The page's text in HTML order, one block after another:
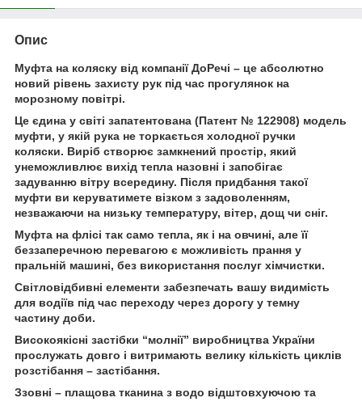
Опис
Муфта на коляску від компанії ДоРечі – це абсолютно
новий рівень захисту рук під час прогулянок на
морозному повітрі.
Це єдина у світі запатентована (Патент № 122908) модель
муфти, у якій рука не торкається холодної ручки
коляски. Виріб створює замкнений простір, який
унеможливлює вихід тепла назовні і запобігає
задуванню вітру всередину. Після придбання такої
муфти ви керуватимете візком з задоволенням,
незважаючи на низьку температуру, вітер, дощ чи сніг.
Муфта на флісі так само тепла, як і на овчині, але її
беззаперечною перевагою є можливість прання у
пральній машині, без використання послуг хімчистки.
Світловідбивні елементи забезпечать вашу видимість
для водіїв під час переходу через дорогу у темну
частину доби.
Високоякісні застібки “молнії” виробництва України
прослужать довго і витримають велику кількість циклів
розстібання – застібання.
Ззовні – плащова тканина з водо відштовхуючою та